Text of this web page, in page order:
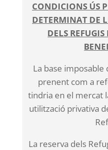
CONDICIONS ÚS
DETERMINAT DE
DELS
La base imposable
prenent com a
tindria en el mercat
utilització privativa
La reserva dels